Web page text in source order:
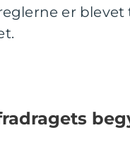
er